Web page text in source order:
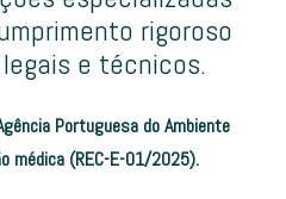
rigoroso
e técnicos.
Portuguesa do Ambiente
médica (REC-E-01/2025).